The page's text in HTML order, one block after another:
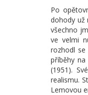
Po
dohody už
všechno
ve velmi
rozhodl se
příběhy
(1951).
realismu.
Lemovou